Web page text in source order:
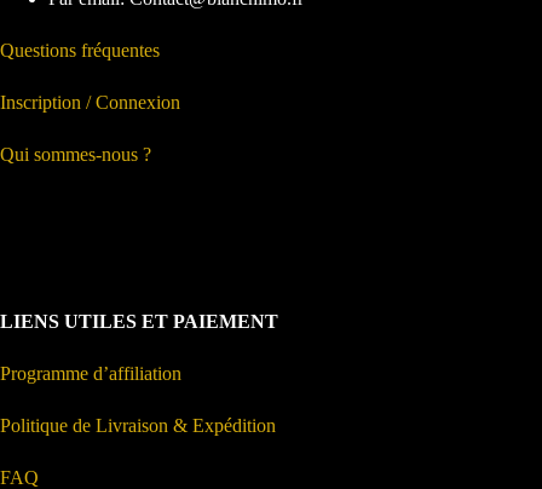
Questions fréquentes
Inscription / Connexion
Qui sommes-nous ?
LIENS UTILES ET PAIEMENT
Programme d’affiliation
Politique de Livraison & Expédition
FAQ